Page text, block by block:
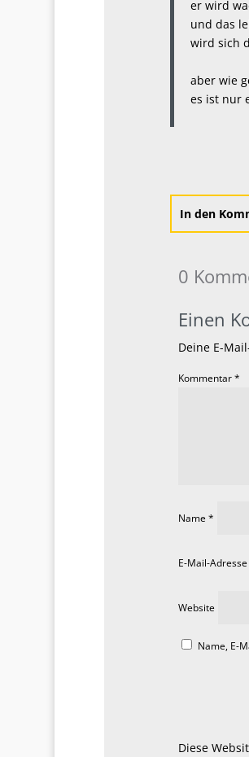
er wird
und das
wird sich
aber wie
es ist nur
In den
0
Einen
Deine E-
Kommentar*
Name *
E-Mail-Adresse
Website
Name, E-
Diese